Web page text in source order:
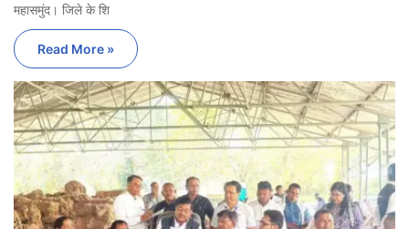
महासमुंद। जिले के शि
Read More »